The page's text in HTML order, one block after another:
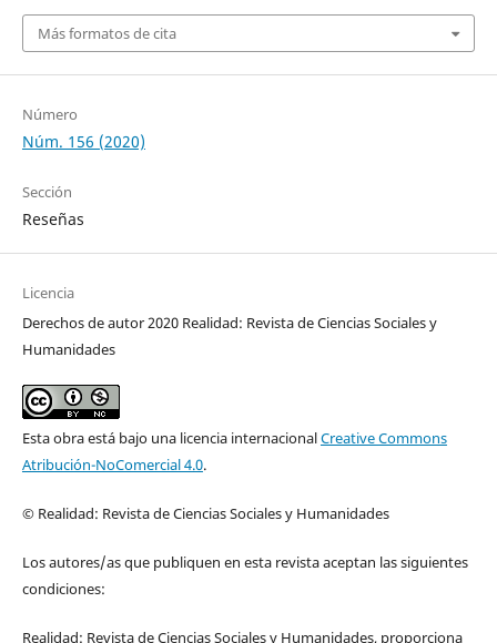
Más formatos de cita
Número
Núm. 156 (2020)
Sección
Reseñas
Licencia
Derechos de autor 2020 Realidad: Revista de Ciencias Sociales y
Humanidades
Esta obra está bajo una licencia internacionalCreative Commons
Atribución-NoComercial 4.0.
© Realidad: Revista de Ciencias Sociales y Humanidades
Los autores/as que publiquen en esta revista aceptan las siguientes
condiciones:
Realidad: Revista de Ciencias Sociales y Humanidades, proporciona